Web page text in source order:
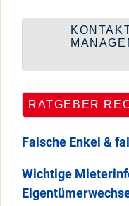
RATGEBER
Falsche Enkel &
Wichtige